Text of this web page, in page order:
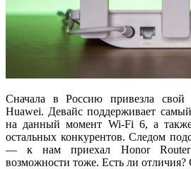
Сначала в Россию привезла свой
Huawei. Девайс поддерживает
на данный момент Wi-Fi 6, а
остальных конкурентов. Следом
— к нам приехал Honor Router
возможности тоже. Есть ли отличия?